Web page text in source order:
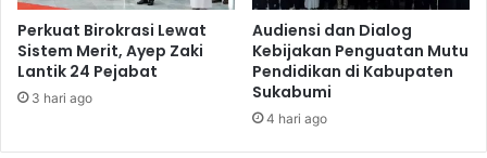
Perkuat Birokrasi Lewat
Sistem Merit, Ayep Zaki
Lantik 24 Pejabat
3 hari ago
Audiensi dan Dialog
Kebijakan Penguatan Mutu
Pendidikan di Kabupaten
Sukabumi
4 hari ago